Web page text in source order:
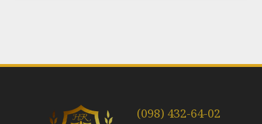
(098) 432-64-02